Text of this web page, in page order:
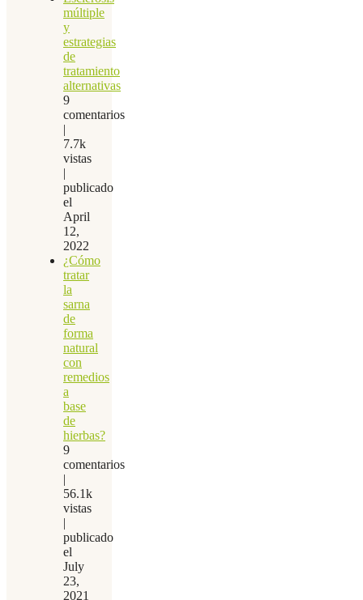
múltiple
y
estrategias
de
tratamiento
alternativas
9
comentarios
|
7.7k
vistas
|
publicado
el
April
12,
2022
¿Cómo
tratar
la
sarna
de
forma
natural
con
remedios
a
base
de
hierbas?
9
comentarios
|
56.1k
vistas
|
publicado
el
July
23,
2021